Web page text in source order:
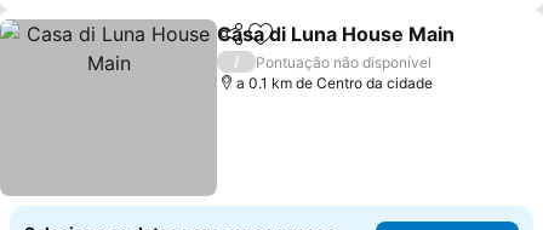
PartilharAdicionar aos favoritos
Casa di Luna House Main
/
Pontuação não disponível
a 0.1 km de Centro da cidade